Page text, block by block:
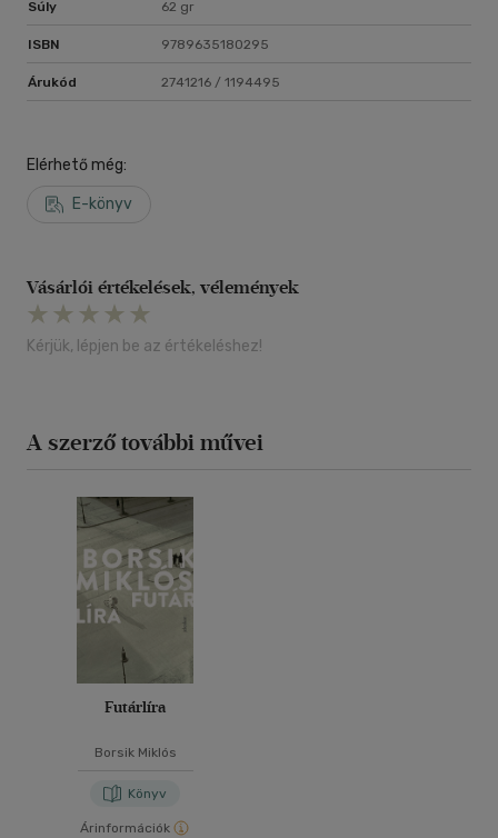
Súly 62 gr
ISBN 9789635180295
Árukód 2741216 / 1194495
Elérhető még:
E-könyv
Vásárlói értékelések, vélemények
Kérjük, lépjen be az értékeléshez!
A szerző további művei
Futárlíra
Borsik Miklós
Könyv
Árinformációk